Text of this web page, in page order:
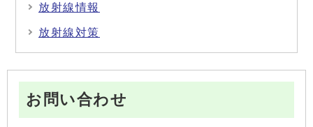
放射線情報
放射線対策
お問い合わせ